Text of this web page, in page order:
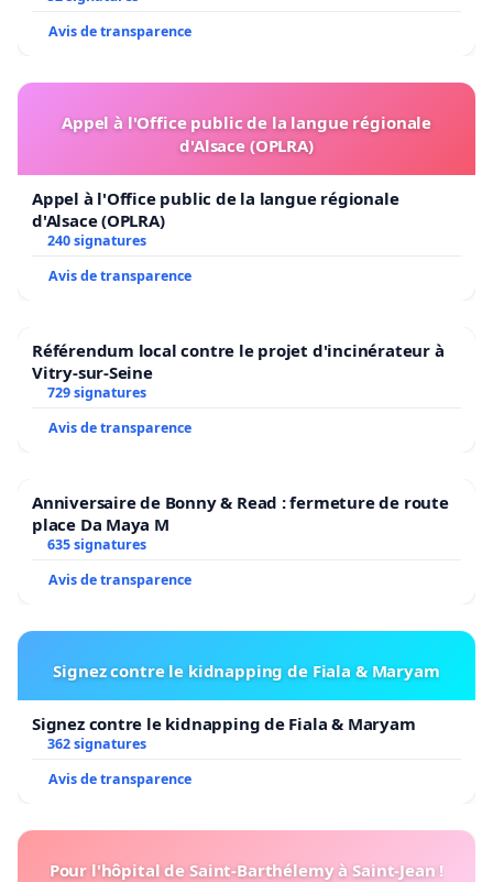
Avis de transparence
Appel à l'Office public de la langue régionale
d'Alsace (OPLRA)
Appel à l'Office public de la langue régionale
d'Alsace (OPLRA)
240 signatures
Avis de transparence
Référendum local contre le projet d'incinérateur à
Vitry-sur-Seine
729 signatures
Avis de transparence
Anniversaire de Bonny & Read : fermeture de route
place Da Maya M
635 signatures
Avis de transparence
Signez contre le kidnapping de Fiala & Maryam
Signez contre le kidnapping de Fiala & Maryam
362 signatures
Avis de transparence
Pour l'hôpital de Saint-Barthélemy à Saint-Jean !